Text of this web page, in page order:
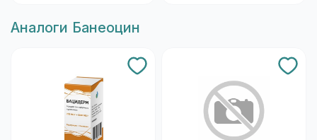
Aналоги Банеоцин